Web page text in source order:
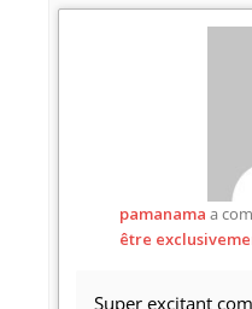
pamanama a
être
Super excitant